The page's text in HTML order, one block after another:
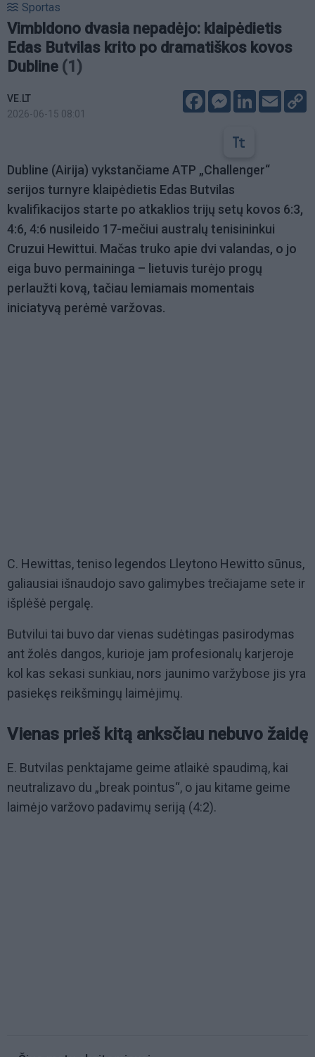
Sportas
Vimbldono dvasia nepadėjo: klaipėdietis
Edas Butvilas krito po dramatiškos kovos
Dubline (1)
VE.LT
2026-06-15 08:01
FacebookMessenger
LinkedIn
Email
Dubline (Airija) vykstančiame ATP „Challenger“
serijos turnyre klaipėdietis Edas Butvilas
kvalifikacijos starte po atkaklios trijų setų kovos 6:3,
4:6, 4:6 nusileido 17-mečiui australų tenisininkui
Cruzui Hewittui. Mačas truko apie dvi valandas, o jo
eiga buvo permaininga – lietuvis turėjo progų
perlaužti kovą, tačiau lemiamais momentais
iniciatyvą perėmė varžovas.
C. Hewittas, teniso legendos Lleytono Hewitto sūnus,
galiausiai išnaudojo savo galimybes trečiajame sete ir
išplėšė pergalę.
Butvilui tai buvo dar vienas sudėtingas pasirodymas
ant žolės dangos, kurioje jam profesionalų karjeroje
kol kas sekasi sunkiau, nors jaunimo varžybose jis yra
pasiekęs reikšmingų laimėjimų.
Vienas prieš kitą anksčiau nebuvo žaidę
E. Butvilas penktajame geime atlaikė spaudimą, kai
neutralizavo du „break pointus“, o jau kitame geime
laimėjo varžovo padavimų seriją (4:2).